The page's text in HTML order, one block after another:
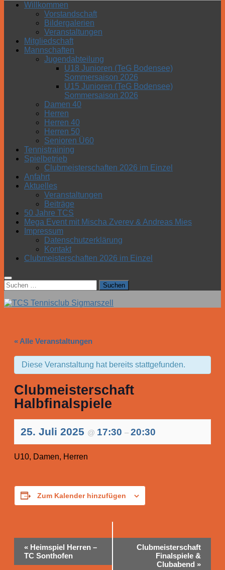
Willkommen
Vorstandschaft
Bildergalerien
Veranstaltungen
Mitgliedschaft
Mannschaften
Jugendabteilung
U18 Junioren (TeG Bodensee)
Sommersaison 2026
U15 Junioren (TeG Bodensee)
Sommersaison 2026
Damen 40
Herren
Herren 40
Herren 50
Senioren Ü60
Tennistraining
Spielbetrieb
Clubmeisterschaften 2026 im Einzel
Anfahrt
Aktuelles
Veranstaltungen
Beiträge
50 Jahre TCS
Mega Event mit Mischa Zverev & Andreas Mies
Impressum
Datenschutzerklärung
Kontakt
Clubmeisterschaften 2026 im Einzel
Suchen
nach:
« Alle Veranstaltungen
Diese Veranstaltung hat bereits stattgefunden.
Clubmeisterschaft
Halbfinalspiele
25. Juli 2025 @ 17:30 – 20:30
U10, Damen, Herren
Zum Kalender hinzufügen
Veranstaltung-
Navigation
« Heimspiel Herren –
TC Sonthofen
Clubmeisterschaft
Finalspiele &
Clubabend »